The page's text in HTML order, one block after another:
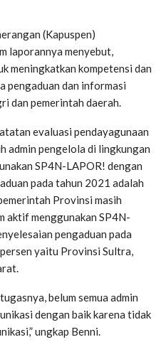
(Kapuspen)
laporannya menyebut,
meningkatkan kompetensi dan
pengaduan dan informasi
dan pemerintah daerah.
evaluasi pendayagunaan
admin pengelola di lingkungan
SP4N-LAPOR! dengan
pada tahun 2021 adalah
Provinsi masih
aktif menggunakan SP4N-
pengaduan pada
yaitu Provinsi Sultra,
belum semua admin
dengan baik karena tidak
ungkap Benni.